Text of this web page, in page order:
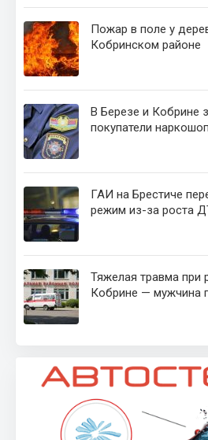
Пожар в поле у
Кобринском районе
В Березе и Кобрине
покупатели
ГАИ на Брестиче
режим из-за роста
Тяжелая травма при
Кобрине — мужчина